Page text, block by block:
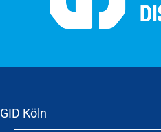
GID Köln